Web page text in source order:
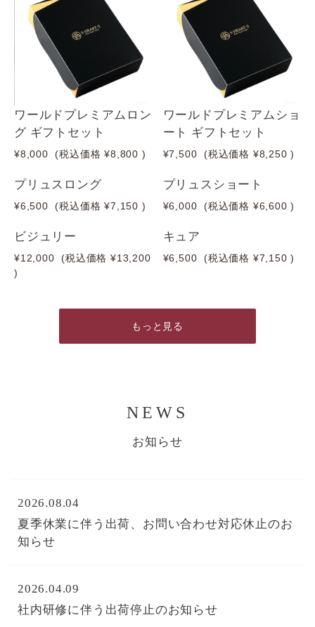
ワールドプレミアムロン
グ ギフトセット
¥8,000 (税込価格 ¥8,800 )
ワールドプレミアムショ
ート ギフトセット
¥7,500 (税込価格 ¥8,250 )
プリュスロング
¥6,500 (税込価格 ¥7,150 )
プリュスショート
¥6,000 (税込価格 ¥6,600 )
ビジュリー
¥12,000 (税込価格 ¥13,200
)
キュア
¥6,500 (税込価格 ¥7,150 )
もっと見る
NEWS
お知らせ
2026.08.04
夏季休業に伴う出荷、お問い合わせ対応休止のお
知らせ
2026.04.09
社内研修に伴う出荷停止のお知らせ